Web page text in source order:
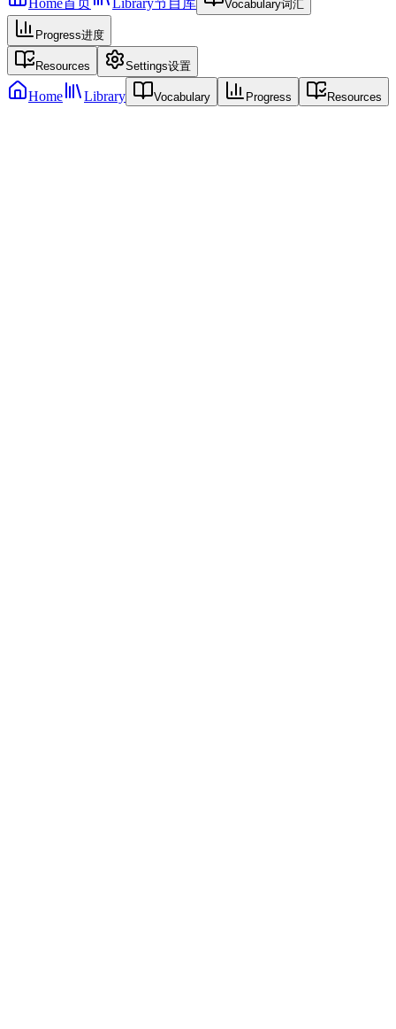
Home首页 Library节目库 Vocabulary词汇
Progress进度
Resources Settings设置
Home Library Vocabulary Progress Resources